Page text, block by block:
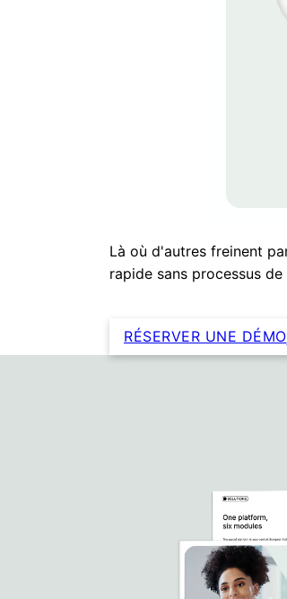
Là où d'autres freinent
rapide sans processus
RÉSERVER UNE DÉMO